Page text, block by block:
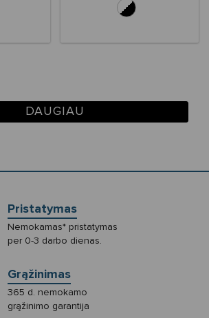
DAUGIAU
Pristatymas
Nemokamas* pristatymas
per 0-3 darbo dienas.
Grąžinimas
365 d. nemokamo
grąžinimo garantija